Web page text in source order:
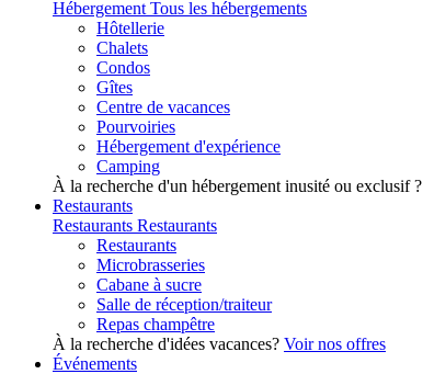
Hébergement Tous les hébergements
Hôtellerie
Chalets
Condos
Gîtes
Centre de vacances
Pourvoiries
Hébergement d'expérience
Camping
À la recherche d'un hébergement inusité ou exclusif ?
Restaurants
Restaurants Restaurants
Restaurants
Microbrasseries
Cabane à sucre
Salle de réception/traiteur
Repas champêtre
À la recherche d'idées vacances? Voir nos offres
Événements